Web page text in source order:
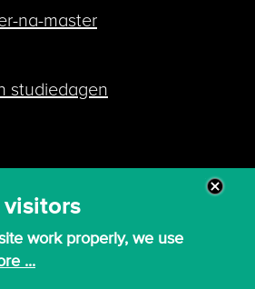
work properly, we use
...
na-master
studiedagen